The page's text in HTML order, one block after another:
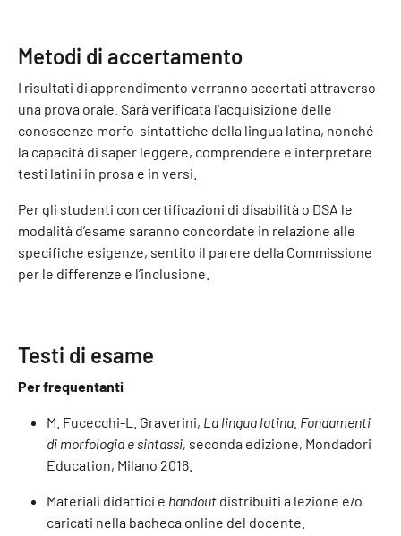
Metodi di accertamento
I risultati di apprendimento verranno accertati attraverso
una prova orale. Sarà verificata l'acquisizione delle
conoscenze morfo-sintattiche della lingua latina, nonché
la capacità di saper leggere, comprendere e interpretare
testi latini in prosa e in versi.
Per gli studenti con certificazioni di disabilità o DSA le
modalità d’esame saranno concordate in relazione alle
specifiche esigenze, sentito il parere della Commissione
per le differenze e l’inclusione.
Testi di esame
Per frequentanti
M. Fucecchi-L. Graverini, La lingua latina. Fondamenti
di morfologia e sintassi, seconda edizione, Mondadori
Education, Milano 2016.
Materiali didattici e handout distribuiti a lezione e/o
caricati nella bacheca online del docente.